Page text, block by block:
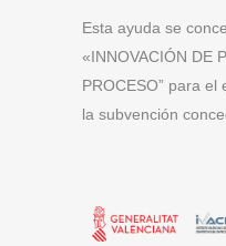
Esta ayuda se
«INNOVACIÓN DE
PROCESO” para el
la subvención